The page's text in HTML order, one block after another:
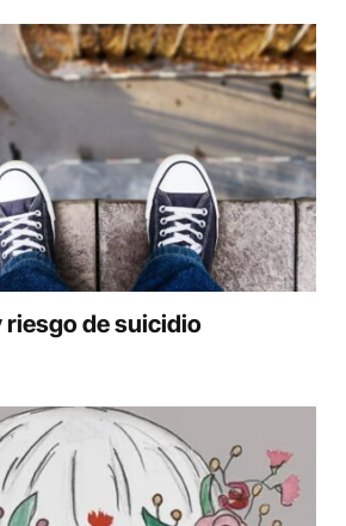
riesgo de suicidio